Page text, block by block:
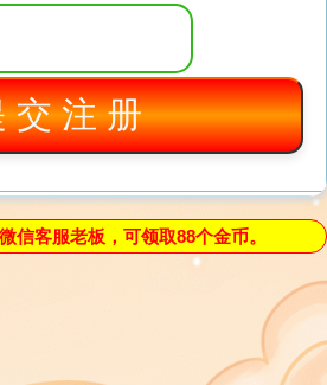
信客服老板，可领取88个金币。